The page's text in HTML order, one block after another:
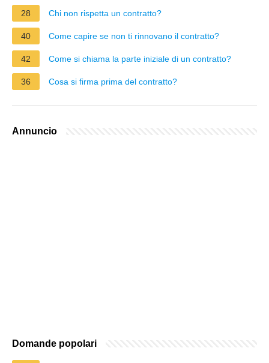
28
Chi non rispetta un contratto?
40 Come capire se non ti rinnovano il contratto?
42 Come si chiama la parte iniziale di un contratto?
36 Cosa si firma prima del contratto?
Annuncio
Domande popolari